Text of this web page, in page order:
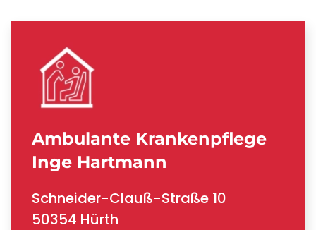
Ambulante Krankenpflege
Inge Hartmann
Schneider-Clauß-Straße 10
50354 Hürth